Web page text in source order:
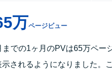
万ページビュー
での1ヶ月のPVは65万ペー
されるようになりました。